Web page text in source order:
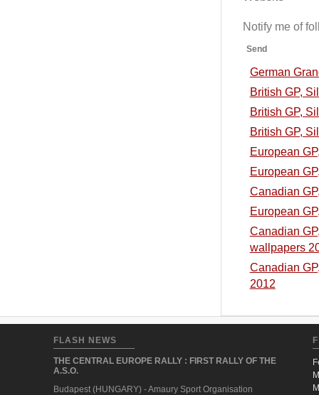
Notify me of
Send
German
British GP,
British GP,
British GP,
European
European
Canadian
European
Canadian
wallpapers
Canadian
2012
FLASH NEWS
THE CENTRAL EUROPE RALLY : FIRST RALLY OF THE
A.S.O.
Budapest (HUNGARY) - Amaury Sport Organisation